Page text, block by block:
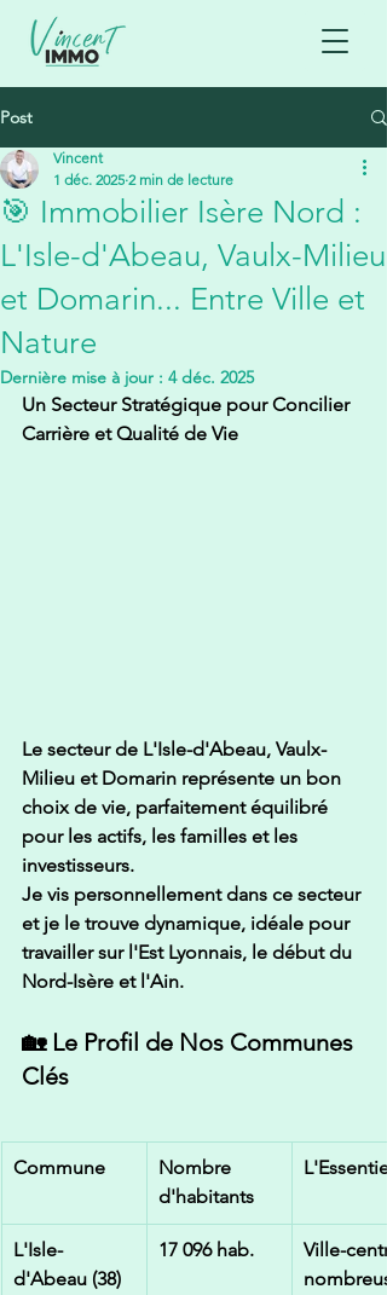
Post
🎯 Immobilier Isère Nord :
L'Isle-d'Abeau, Vaulx-Milieu
et Domarin... Entre Ville et
Nature
Vincent
1 déc. 2025 2 min de lecture
Dernière mise à jour : 4 déc. 2025
Un Secteur Stratégique pour Concilier
Carrière et Qualité de Vie
Le secteur de L'Isle-d'Abeau, Vaulx-
Milieu et Domarin représente un bon
choix de vie, parfaitement équilibré
pour les actifs, les familles et les
investisseurs.
Je vis personnellement dans ce secteur
et je le trouve dynamique, idéale pour
travailler sur l'Est Lyonnais, le début du
Nord-Isère et l'Ain.
🏡 Le Profil de Nos Communes
Clés
Commune
Nombre
d'habitants
L'Essentiel
L'Isle-
d'Abeau (38)
17 096 hab.
Ville-